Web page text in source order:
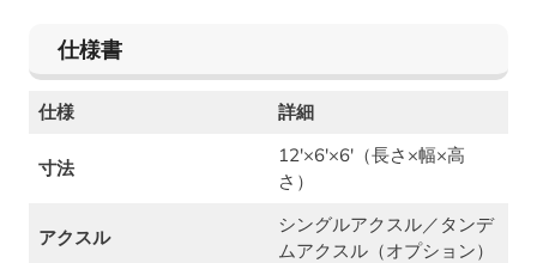
仕様書
仕様 詳細
寸法
12'×6'×6′（長さ×幅×高
さ）
アクスル
シングルアクスル／タンデ
ムアクスル（オプション）